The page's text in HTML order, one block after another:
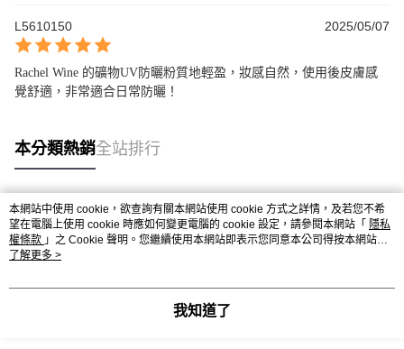
L5610150 2025/05/07
Rachel Wine 的礦物UV防曬粉質地輕盈，妝感自然，使用後皮膚感
覺舒適，非常適合日常防曬！
本分類熱銷全站排行
熱門標籤
本網站中使用 cookie，欲查詢有關本網站使用 cookie 方式之詳情，及若您不希
望在電腦上使用 cookie 時應如何變更電腦的 cookie 設定，請參閱本網站「 隱私
權條款 」之 Cookie 聲明。您繼續使用本網站即表示您同意本公司得按本網站使
用條款之 Cookie 聲明使用 cookie。
了解更多 >
我知道了